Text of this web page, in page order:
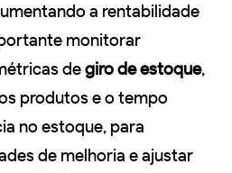
a rentabilidade
monitorar
degiro de estoque,
produtos e o tempo
no estoque, para
de melhoria e ajustar